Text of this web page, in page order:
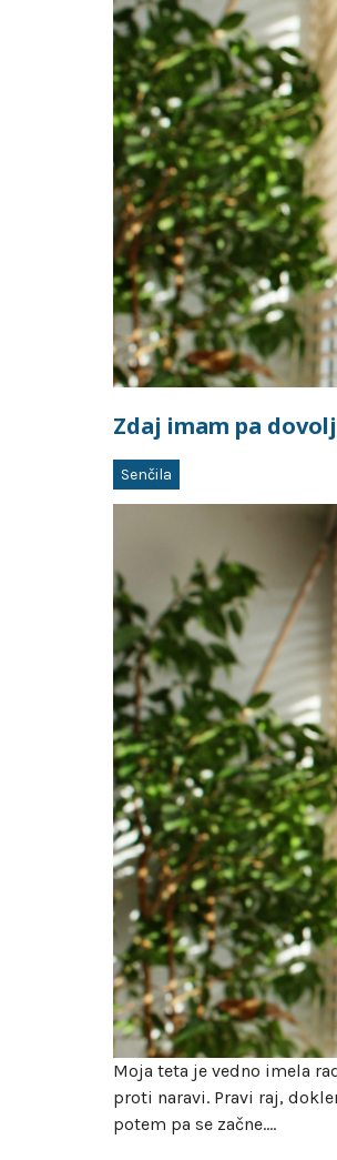
Zdaj imam pa
Senčila
Moja teta je vedno imela
proti naravi. Pravi raj,
potem pa se začne.…